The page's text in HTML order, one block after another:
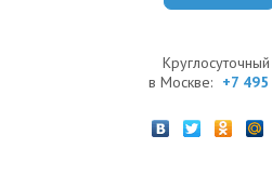
в Москве: +7